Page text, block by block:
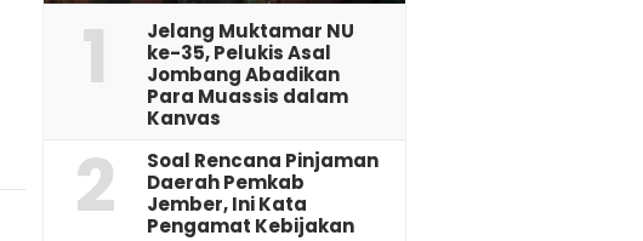
1
Jelang Muktamar NU
ke-35, Pelukis Asal
Jombang Abadikan
Para Muassis dalam
Kanvas
2
‎Soal Rencana Pinjaman
Daerah Pemkab
Jember, Ini Kata
Pengamat Kebijakan ‎